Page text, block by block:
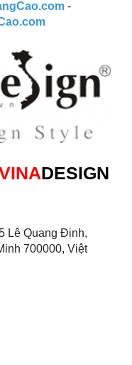
-
DESIGN
Lê Quang Định,
700000, Việt